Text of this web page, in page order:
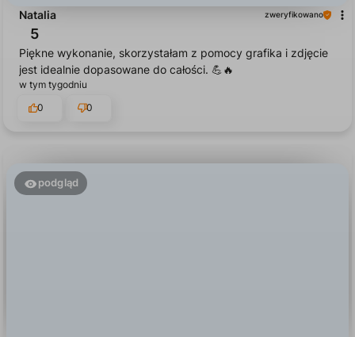
Natalia zweryfikowano
5
Piękne wykonanie, skorzystałam z pomocy grafika i zdjęcie
jest idealnie dopasowane do całości. 💪🔥
w tym tygodniu
0
0
podgląd